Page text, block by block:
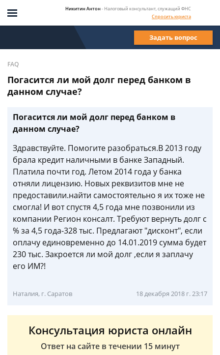
Никитин Антон - Налоговый консультант, служащий ФНС
Спросить юриста
Задать вопрос
FAQ
Погасится ли мой долг перед банком в
данном случае?
Погасится ли мой долг перед банком в
данном случае?
Здравствуйте. Помогите разобраться.В 2013 году
брала кредит наличными в банке Западный.
Платила почти год. Летом 2014 года у банка
отняли лицензию. Новых реквизитов мне не
предоставили.найти самостоятельно я их тоже не
смогла! И вот спустя 4,5 года мне позвонили из
компании Регион консалт. Требуют вернуть долг с
% за 4,5 года-328 тыс. Предлагают "дисконт", если
оплачу единовременно до 14.01.2019 сумма будет
230 тыс. Закроется ли мой долг ,если я заплачу
его ИМ?!
Наталия, г. Саратов 18 декабря 2018 г. 23:17
Консультация юриста онлайн
Ответ на сайте в течении 15 минут